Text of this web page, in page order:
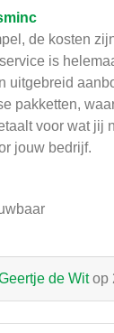
de kosten
is
uitgebreid
pakketten,
voor wat jij
jouw bedrijf.
de Witop